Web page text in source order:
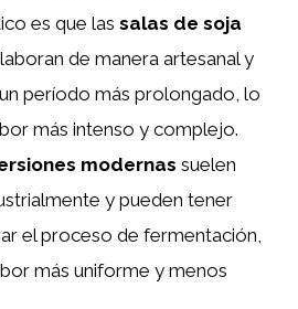
es que las salas de soja
de manera artesanal y
período más prolongado, lo
más intenso y complejo.
modernas suelen
y pueden tener
el proceso de fermentación,
más uniforme y menos